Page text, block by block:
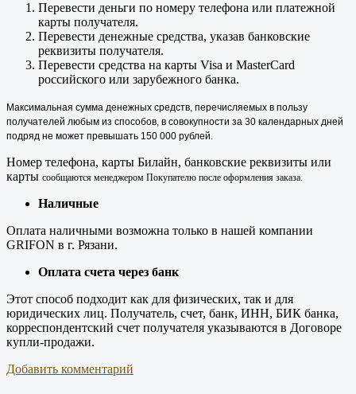
Перевести деньги по номеру телефона или платежной
карты получателя.
Перевести денежные средства, указав банковские
реквизиты получателя.
Перевести средства на карты Visa и MasterCard
российского или зарубежного банка.
Максимальная сумма денежных средств, перечисляемых в пользу
получателей любым из способов, в совокупности за 30 календарных дней
подряд не может превышать 150 000 рублей.
Номер телефона, карты Билайн, банковские реквизиты или
карты сообщаются менеджером Покупателю после оформления заказа.
Наличные
Оплата наличными возможна только в нашей компании
GRIFON в г. Рязани.
Оплата счета через банк
Этот способ подходит как для физических, так и для
юридических лиц. Получатель, счет, банк, ИНН, БИК банка,
корреспондентский счет получателя указываются в Договоре
купли-продажи.
Добавить комментарий